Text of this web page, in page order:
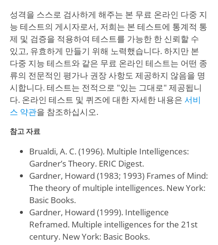
성격을 스스로 검사하게 해주는 본 무료 온라인 다중 지
능 테스트의 게시자로서, 저희는 본 테스트에 통계적 통
제 및 검증을 적용하여 테스트를 가능한 한 신뢰할 수
있고, 유효하게 만들기 위해 노력했습니다. 하지만 본
다중 지능 테스트와 같은 무료 온라인 테스트는 어떤 종
류의 전문적인 평가나 권장 사항도 제공하지 않음을 명
시합니다. 테스트는 전적으로 "있는 그대로" 제공됩니
다. 온라인 테스트 및 퀴즈에 대한 자세한 내용은 서비
스 약관을 참조하십시오.
참고 자료
Brualdi, A. C. (1996). Multiple Intelligences:
Gardner’s Theory. ERIC Digest.
Gardner, Howard (1983; 1993) Frames of Mind:
The theory of multiple intelligences. New York:
Basic Books.
Gardner, Howard (1999). Intelligence
Reframed. Multiple intelligences for the 21st
century. New York: Basic Books.